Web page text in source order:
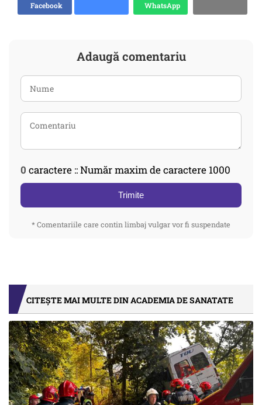
Facebook
WhatsApp
Adaugă comentariu
0 caractere :: Număr maxim de caractere 1000
Trimite
* Comentariile care contin limbaj vulgar vor fi suspendate
CITEȘTE MAI MULTE DIN ACADEMIA DE SANATATE